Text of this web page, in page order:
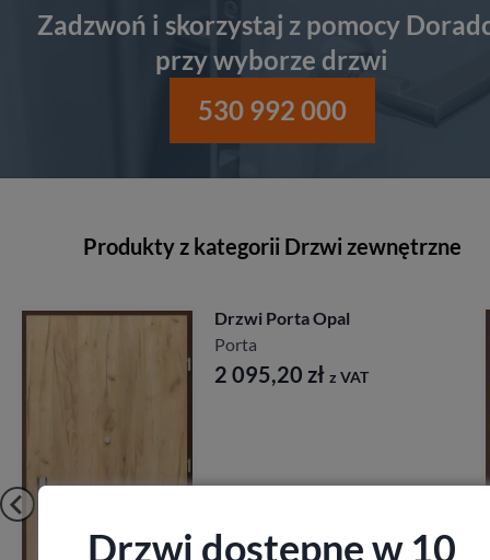
Zadzwoń i skorzystaj z pomocy
przy wyborze drzwi
530 992 000
Produkty z kategorii Drzwi zewnętrzne
Drzwi Porta Akustyczne
Porta
Drzwi dostępne w 10